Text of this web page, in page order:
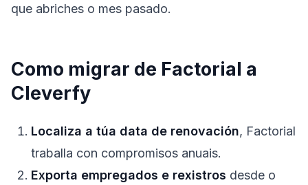
que abriches o mes pasado.
Como migrar de Factorial a
Cleverfy
Localiza a túa data de renovación, Factorial
traballa con compromisos anuais.
Exporta empregados e rexistros desde o